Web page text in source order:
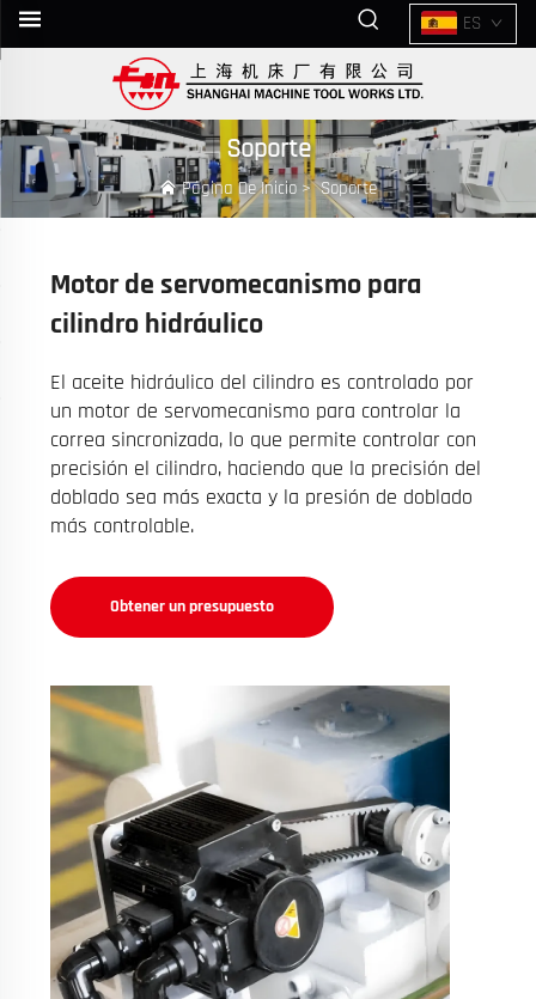
ES
Soporte
Página De Inicio >Soporte
Motor de servomecanismo para
cilindro hidráulico
El aceite hidráulico del cilindro es controlado por
un motor de servomecanismo para controlar la
correa sincronizada, lo que permite controlar con
precisión el cilindro, haciendo que la precisión del
doblado sea más exacta y la presión de doblado
más controlable.
Obtener un presupuesto